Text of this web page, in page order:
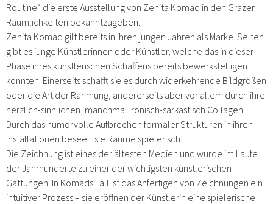
Routine“ die erste Ausstellung von Zenita Komad in den Grazer
Räumlichkeiten bekanntzugeben.
Zenita Komad gilt bereits in ihren jungen Jahren als Marke. Selten
gibt es junge Künstlerinnen oder Künstler, welche das in dieser
Phase ihres künstlerischen Schaffens bereits bewerkstelligen
konnten. Einerseits schafft sie es durch widerkehrende Bildgrößen
oder die Art der Rahmung, andererseits aber vor allem durch ihre
herzlich-sinnlichen, manchmal ironisch-sarkastisch Collagen.
Durch das humorvolle Aufbrechen formaler Strukturen in ihren
Installationen beseelt sie Räume spielerisch.
Die Zeichnung ist eines der ältesten Medien und wurde im Laufe
der Jahrhunderte zu einer der wichtigsten künstlerischen
Gattungen. In Komads Fall ist das Anfertigen von Zeichnungen ein
intuitiver Prozess – sie eröffnen der Künstlerin eine spielerische